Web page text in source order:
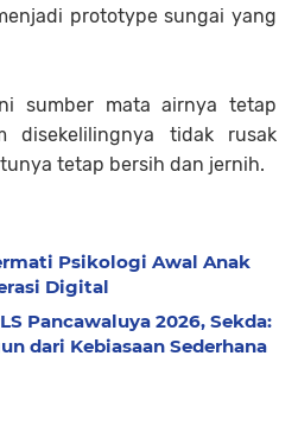
prototype sungai yang
sumber mata airnya tetap
disekelilingnya tidak rusak
tetap bersih dan jernih.
Psikologi Awal Anak
Digital
Pancawaluya 2026, Sekda:
dari Kebiasaan Sederhana